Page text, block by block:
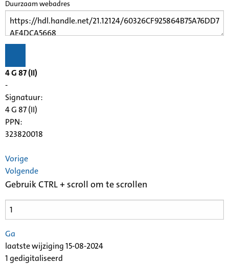
Duurzaam webadres
4 G 87 (II)
-
Signatuur:
4 G 87 (II)
PPN:
323820018
Vorige
Volgende
Gebruik CTRL + scroll om te scrollen
Ga
laatste wijziging 15-08-2024
1 gedigitaliseerd